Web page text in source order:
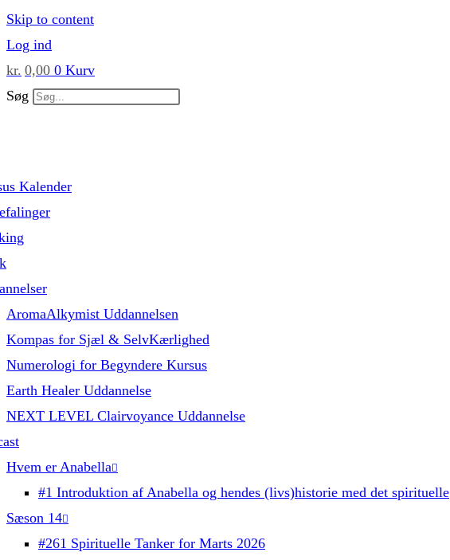
Skip to content
Log ind
kr. 0,00 0 Kurv
Søg
Kalender
AromaAlkymist Uddannelsen
Kompas for Sjæl & SelvKærlighed
Numerologi for Begyndere Kursus
Earth Healer Uddannelse
NEXT LEVEL Clairvoyance Uddannelse
Hvem er Anabella
#1 Introduktion af Anabella og hendes (livs)historie med det spirituelle
Sæson 14
#261 Spirituelle Tanker for Marts 2026